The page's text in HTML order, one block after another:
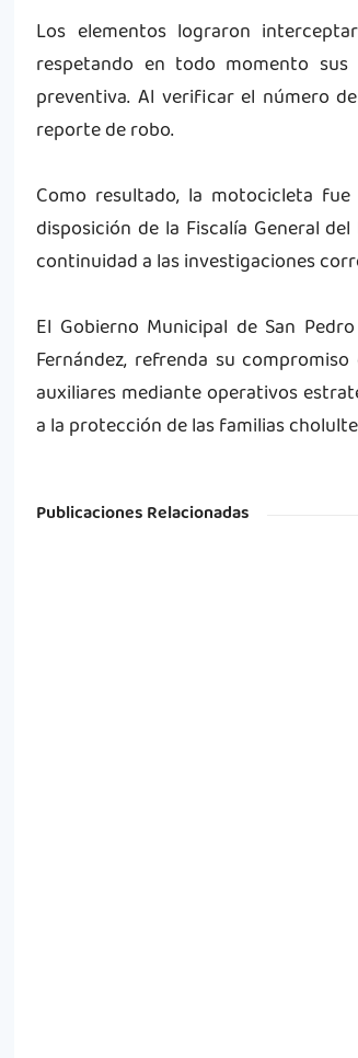
Los elementos lograron
respetando en todo momento sus
preventiva. Al verificar el número
reporte de robo.
Como resultado, la motocicleta
disposición de la Fiscalía General
continuidad a las investigaciones
El Gobierno Municipal de San
Fernández, refrenda su
auxiliares mediante operativos
a la protección de las familias
Publicaciones Relacionadas